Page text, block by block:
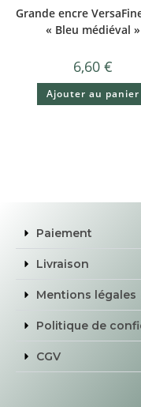
Grande encre
« Bleu médiéval »
6,60€
Ajouter au panier
Paiement
Livraison
Mentions légales
Politique de
CGV